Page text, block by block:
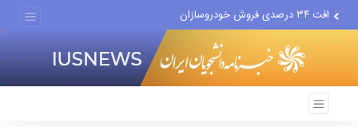
افت ۳۴ درصدی فروش خودروسازان
اعتراف رسانه‌های خارجی به...